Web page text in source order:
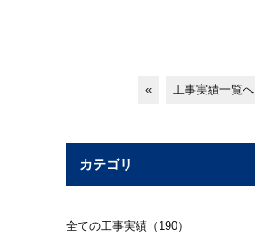
« 工事実績一覧へ
カテゴリ
全ての工事実績（190）